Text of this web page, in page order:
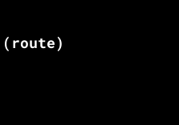
(route)